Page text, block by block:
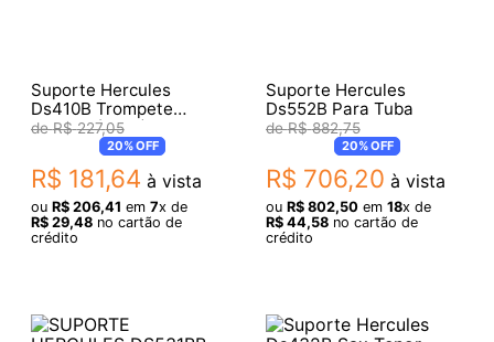
Suporte Hercules
Ds410B Trompete
Travlite (5814)
R$ 227,05
20%OFF
R$ 181,64 à vista
ou R$ 206,41 em 7x de
R$ 29,48no cartão de
crédito
Suporte Hercules
Ds552B Para Tuba
R$ 882,75
20%OFF
R$ 706,20 à vista
ou R$ 802,50em 18x de
R$ 44,58no cartão de
crédito